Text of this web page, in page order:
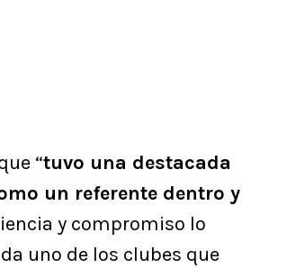
“tuvo una destacada
un referente dentro y
y compromiso lo
uno de los clubes que